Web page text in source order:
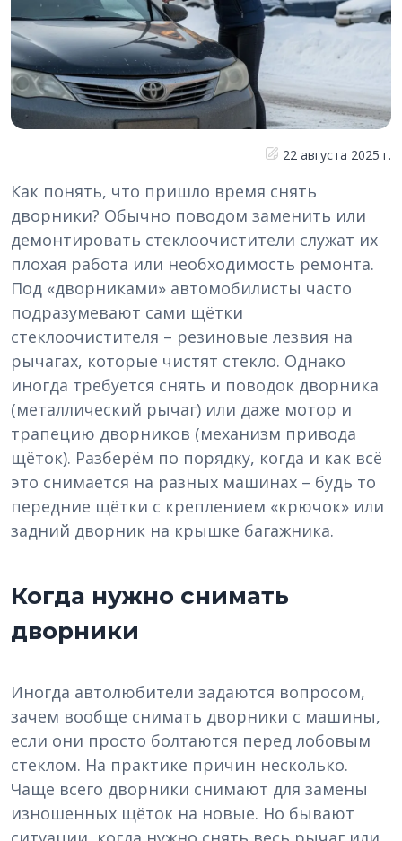
22 августа 2025 г.
Как понять, что пришло время снять
дворники? Обычно поводом заменить или
демонтировать стеклоочистители служат их
плохая работа или необходимость ремонта.
Под «дворниками» автомобилисты часто
подразумевают сами щётки
стеклоочистителя – резиновые лезвия на
рычагах, которые чистят стекло. Однако
иногда требуется снять и поводок дворника
(металлический рычаг) или даже мотор и
трапецию дворников (механизм привода
щёток). Разберём по порядку, когда и как всё
это снимается на разных машинах – будь то
передние щётки с креплением «крючок» или
задний дворник на крышке багажника.
Когда нужно снимать
дворники
Иногда автолюбители задаются вопросом,
зачем вообще снимать дворники с машины,
если они просто болтаются перед лобовым
стеклом. На практике причин несколько.
Чаще всего дворники снимают для замены
изношенных щёток на новые. Но бывают